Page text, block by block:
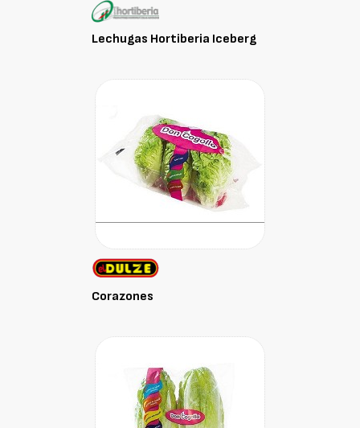
Lechugas Hortiberia Iceberg
Corazones